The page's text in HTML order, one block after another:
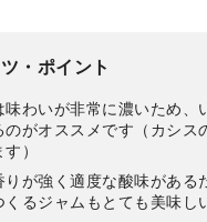
・ポイント
味わいが非常に濃いため、
のがオススメです（カシス
）
りが強く適度な酸味がある
るジャムもとても美味し